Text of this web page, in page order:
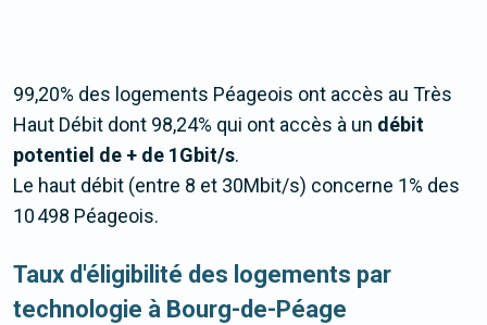
99,20% des logements Péageois ont accès au Très
Haut Débit dont 98,24% qui ont accès à un débit
potentiel de + de 1Gbit/s.
Le haut débit (entre 8 et 30Mbit/s) concerne 1% des
10 498 Péageois.
Taux d'éligibilité des logements par
technologie à Bourg-de-Péage